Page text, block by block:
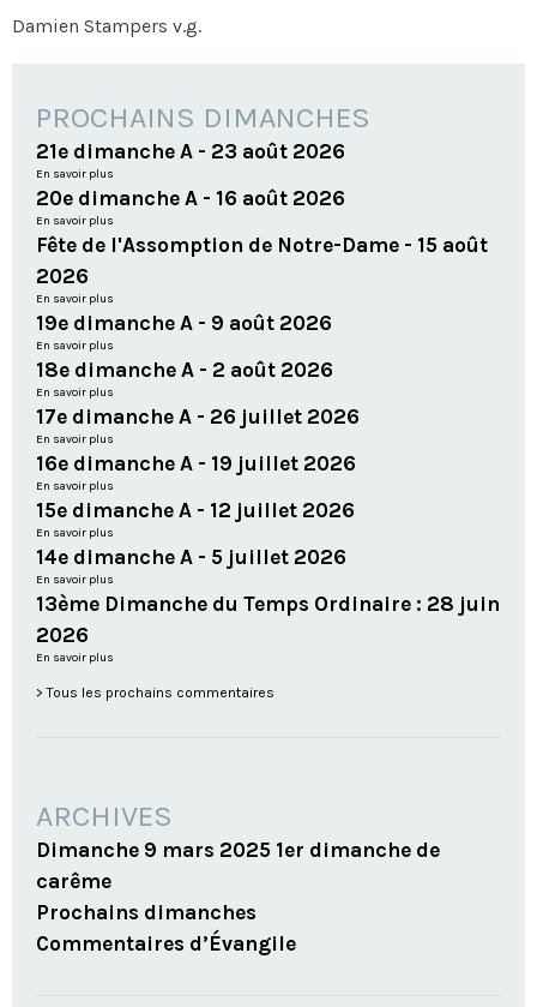
Damien Stampers v.g.
PROCHAINS DIMANCHES
21e dimanche A - 23 août 2026
En savoir plus
20e dimanche A - 16 août 2026
En savoir plus
Fête de l'Assomption de Notre-Dame - 15 août
2026
En savoir plus
19e dimanche A - 9 août 2026
En savoir plus
18e dimanche A - 2 août 2026
En savoir plus
17e dimanche A - 26 juillet 2026
En savoir plus
16e dimanche A - 19 juillet 2026
En savoir plus
15e dimanche A - 12 juillet 2026
En savoir plus
14e dimanche A - 5 juillet 2026
En savoir plus
13ème Dimanche du Temps Ordinaire : 28 juin
2026
En savoir plus
Tous les prochains commentaires
ARCHIVES
Dimanche 9 mars 2025 1er dimanche de
carême
Prochains dimanches
Commentaires d’Évangile